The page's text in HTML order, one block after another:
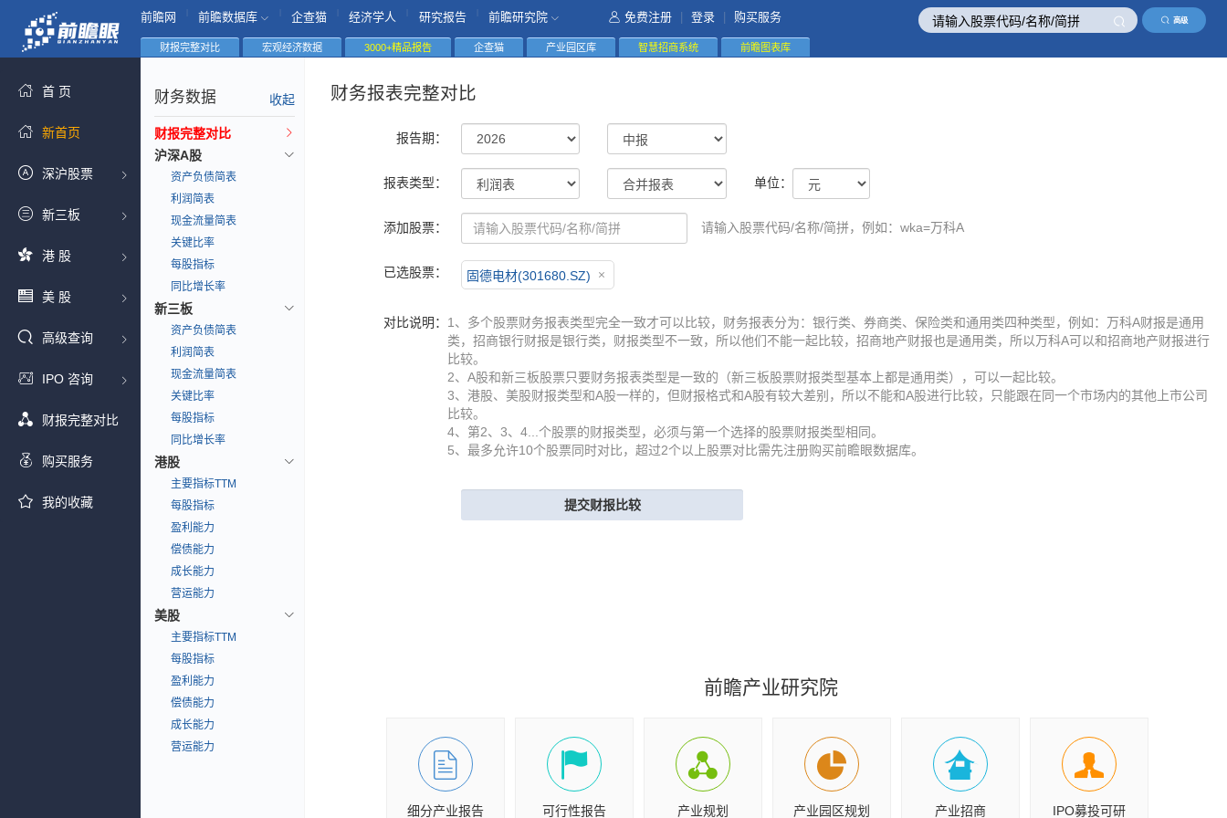
高级
前瞻网 前瞻数据库 企查猫 经济学人 研究报告 前瞻研究院 免费注册 登录 购买服务
首 页
新首页
深沪股票
新三板
港 股
美 股
高级查询
IPO 咨询
财报完整对比
购买服务
我的收藏
财报完整对比 宏观经济数据 3000+精品报告 企查猫 产业园区库 智慧招商系统 前瞻图表库
财务数据 收起
财报完整对比
沪深A股
资产负债简表
利润简表
现金流量简表
关键比率
每股指标
同比增长率
新三板
资产负债简表
利润简表
现金流量简表
关键比率
每股指标
同比增长率
港股
主要指标TTM
每股指标
盈利能力
偿债能力
成长能力
营运能力
美股
主要指标TTM
每股指标
盈利能力
偿债能力
成长能力
营运能力
财务报表完整对比
报告期：
报表类型： 单位：
添加股票： 请输入股票代码/名称/简拼，例如：wka=万科A
已选股票： 固德电材(301680.SZ)
对比说明： 1、多个股票财务报表类型完全一致才可以比较，财务报表分为：银行类、券商类、保险类和通用类四种类型，例如：万科A财报是通用
类，招商银行财报是银行类，财报类型不一致，所以他们不能一起比较，招商地产财报也是通用类，所以万科A可以和招商地产财报进行
比较。
2、A股和新三板股票只要财务报表类型是一致的（新三板股票财报类型基本上都是通用类），可以一起比较。
3、港股、美股财报类型和A股一样的，但财报格式和A股有较大差别，所以不能和A股进行比较，只能跟在同一个市场内的其他上市公司
比较。
4、第2、3、4...个股票的财报类型，必须与第一个选择的股票财报类型相同。
5、最多允许10个股票同时对比，超过2个以上股票对比需先注册购买前瞻眼数据库。
前瞻产业研究院
细分产业报告 可行性报告 产业规划 产业园区规划 产业招商 IPO募投可研